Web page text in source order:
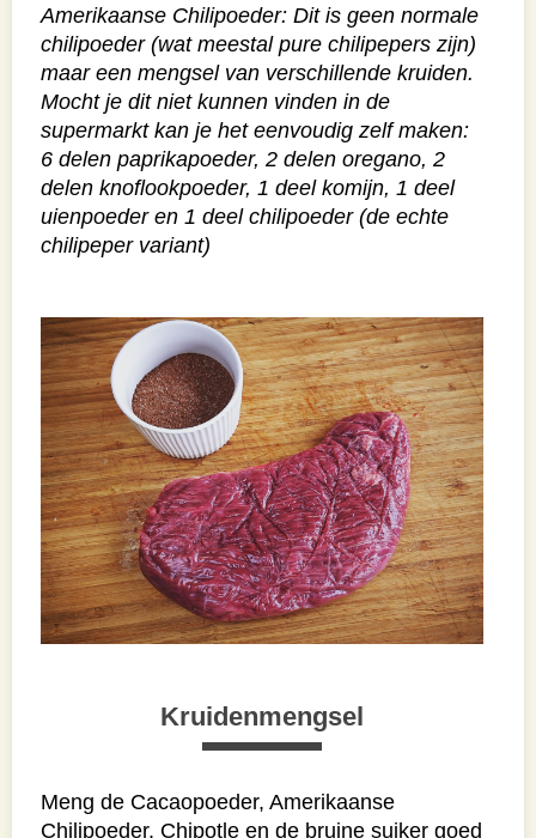
Amerikaanse Chilipoeder: Dit is geen normale
chilipoeder (wat meestal pure chilipepers zijn)
maar een mengsel van verschillende kruiden.
Mocht je dit niet kunnen vinden in de
supermarkt kan je het eenvoudig zelf maken:
6 delen paprikapoeder, 2 delen oregano, 2
delen knoflookpoeder, 1 deel komijn, 1 deel
uienpoeder en 1 deel chilipoeder (de echte
chilipeper variant)
Kruidenmengsel
Meng de Cacaopoeder, Amerikaanse
Chilipoeder, Chipotle en de bruine suiker goed